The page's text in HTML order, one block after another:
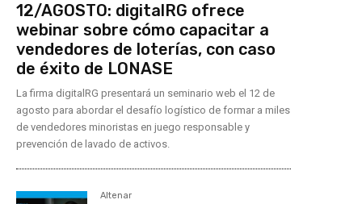
12/AGOSTO: digitalRG ofrece
webinar sobre cómo capacitar a
vendedores de loterías, con caso
de éxito de LONASE
La firma digitalRG presentará un seminario web el 12 de
agosto para abordar el desafío logístico de formar a miles
de vendedores minoristas en juego responsable y
prevención de lavado de activos.
Altenar